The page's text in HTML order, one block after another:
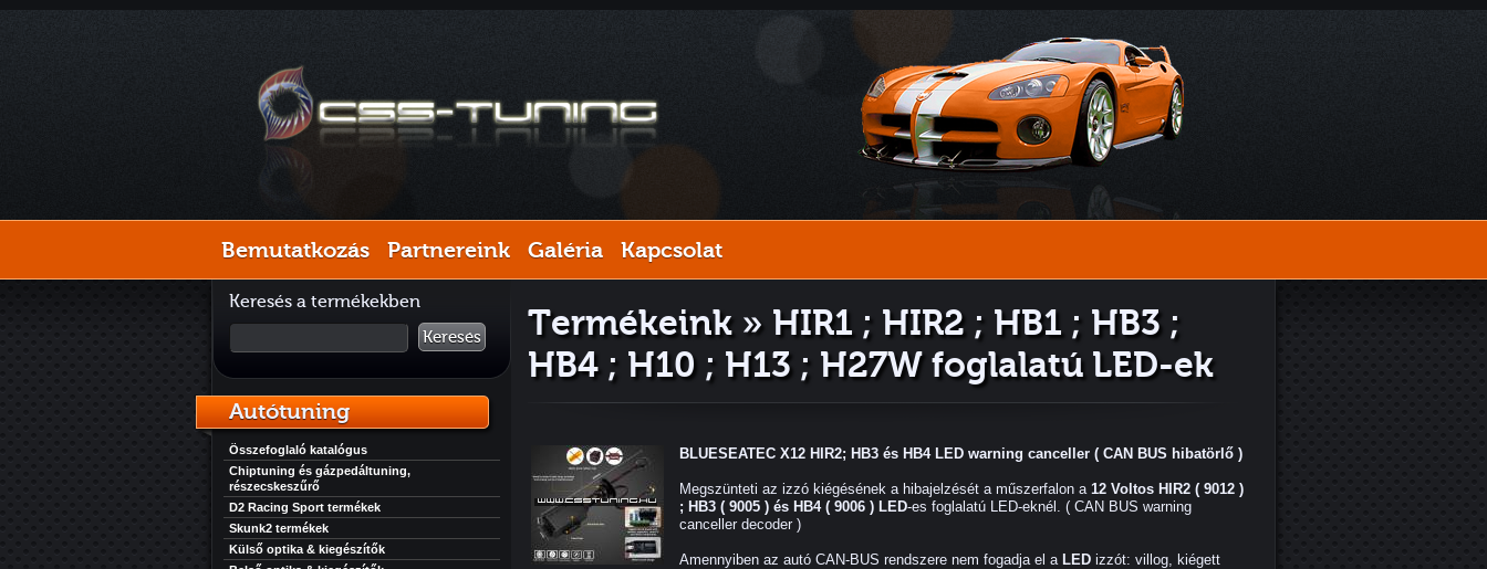
Bemutatkozás Partnereink Galéria Kapcsolat
Keresés a termékekben
Keresés
Autótuning
Összefoglaló katalógus
Chiptuning és gázpedáltuning,
részecskeszűrő
D2 Racing Sport termékek
Skunk2 termékek
Külső optika & kiegészítők
Termékeink » HIR1 ; HIR2 ; HB1 ; HB3 ;
HB4 ; H10 ; H13 ; H27W foglalatú LED-ek
BLUESEATEC X12 HIR2; HB3 és HB4 LED warning canceller ( CAN BUS hibatörlő )
Megszünteti az izzó kiégésének a hibajelzését a műszerfalon a 12 Voltos HIR2 ( 9012 )
; HB3 ( 9005 ) és HB4 ( 9006 ) LED-es foglalatú LED-eknél. ( CAN BUS warning
canceller decoder )
Amennyiben az autó CAN-BUS rendszere nem fogadja el a LED izzót: villog, kiégett